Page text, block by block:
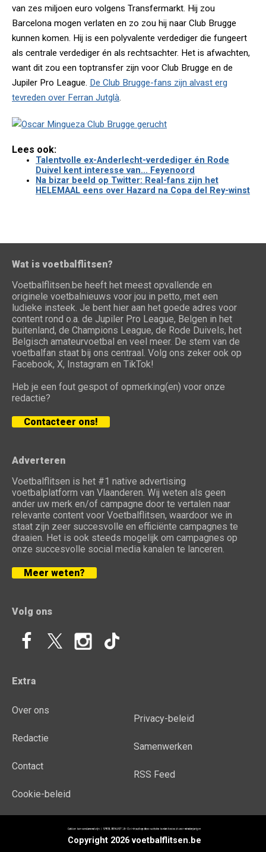
van zes miljoen euro volgens Transfermarkt. Hij zou
Barcelona mogen verlaten en zo zou hij naar Club Brugge
kunnen komen. Hij is een polyvalente verdediger die fungeert
als centrale verdediger én als rechtsachter. Het is afwachten,
want dit zou een toptransfer zijn voor Club Brugge en de
Jupiler Pro League. De Club Brugge-fans zijn alvast erg
tevreden over Ferran Jutglà.
Lees ook:
Talentvolle ex-Anderlecht-verdediger én Rode
Duivel kent interesse van... Feyenoord
Na bizar beeld op Twitter: Real-fans zijn het
HELEMAAL eens over Hazard na Copa del Rey-winst
Wat is voetbalflitsen?
Voetbalflitsen.be heeft het meest opvallende en
originele voetbalnieuws voor jou in petto, met een
ludieke insteek. Je bent hier aan het goede adres voor
content rond o.a. de Jupiler Pro League, Belgen in het
buitenland, de Champions League, de Rode Duivels, het
Belgisch amateurvoetbal en veel meer. De stem van de
voetbalfan staat bij ons centraal. Volg ons zeker ook op
Facebook, X, Instagram en TikTok!
Heb je een fout gespot of opmerking(en) voor onze
redactie?
Contacteer ons!
Adverteren
Voetbalflitsen is het #1 native advertising
voetbalplatform van Vlaanderen. Wij weten als geen
ander uw merk en/of campagne door te vertalen naar
relevante content voor Voetbalflitsen, waardoor we in
staat zijn zeer succesvolle en efficiënte campagnes te
draaien. Het is ook steeds mogelijk om campagnes op
onze succesvolle social media kanalen te lanceren.
Meer weten?
Volg ons
Extra
Over ons
Redactie
Contact
Cookie-beleid
Privacy-beleid
Samenwerken
RSS Feed
Copyright 2026 voetbalflitsen.be